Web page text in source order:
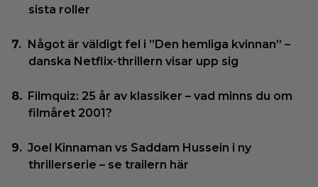
sista roller
Något är väldigt fel i ”Den hemliga kvinnan” –
danska Netflix-thrillern visar upp sig
Filmquiz: 25 år av klassiker – vad minns du om
filmåret 2001?
Joel Kinnaman vs Saddam Hussein i ny
thrillerserie – se trailern här